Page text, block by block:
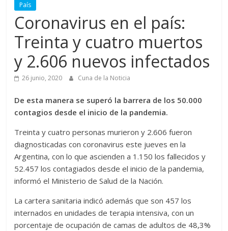
País
Coronavirus en el país:
Treinta y cuatro muertos
y 2.606 nuevos infectados
26 junio, 2020 Cuna de la Noticia
De esta manera se superó la barrera de los 50.000
contagios desde el inicio de la pandemia.
Treinta y cuatro personas murieron y 2.606 fueron
diagnosticadas con coronavirus este jueves en la
Argentina, con lo que ascienden a 1.150 los fallecidos y
52.457 los contagiados desde el inicio de la pandemia,
informó el Ministerio de Salud de la Nación.
La cartera sanitaria indicó además que son 457 los
internados en unidades de terapia intensiva, con un
porcentaje de ocupación de camas de adultos de 48,3%